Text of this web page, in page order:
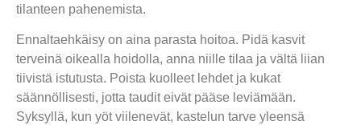
tilanteen pahenemista.
Ennaltaehkäisy on aina parasta hoitoa. Pidä kasvit
terveinä oikealla hoidolla, anna niille tilaa ja vältä liian
tiivistä istutusta. Poista kuolleet lehdet ja kukat
säännöllisesti, jotta taudit eivät pääse leviämään.
Syksyllä, kun yöt viilenevät, kastelun tarve yleensä